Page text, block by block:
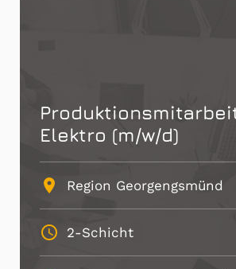
Elektro (m/w/d)
place Region Georgengsmünd
schedule 2-Schicht